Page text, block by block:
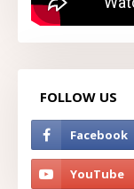
FOLLOW US